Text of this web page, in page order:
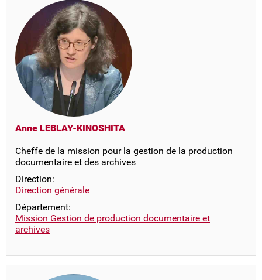
Anne LEBLAY-KINOSHITA
Cheffe de la mission pour la gestion de la production
documentaire et des archives
Direction:
Direction générale
Département:
Mission Gestion de production documentaire et
archives